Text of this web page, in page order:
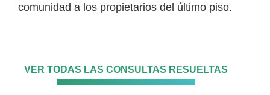
comunidad a los propietarios del último piso.
VER TODAS LAS CONSULTAS RESUELTAS